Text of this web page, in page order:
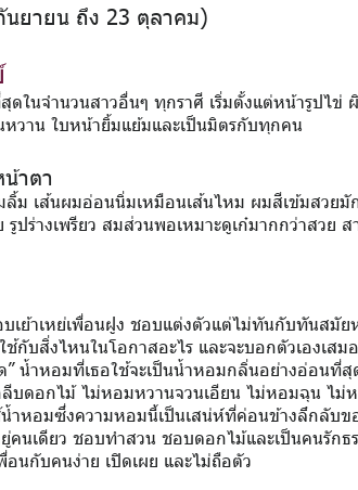
ยายน ถึง 23 ตุลาคม)
ในจำนวนสาวอื่นๆ ทุกราศี เริ่มตั้งแต่หน้ารูปไข่
วาน ใบหน้ายิ้มแย้มและเป็นมิตรกับทุกคน
าตา
ลิ้ม เส้นผมอ่อนนิ่มเหมือนเส้นไหม ผมสีเข้มสวยมั
ปร่างเพรียว สมส่วนพอเหมาะดูเก๋มากกว่าสวย
เย้าเหย่เพื่อนฝูง ชอบแต่งตัวแต่ไม่ทันกับทันสมัย
ใช้กับสิ่งไหนในโอกาสอะไร และจะบอกตัวเองเส
น้ำหอมที่เธอใช้จะเป็นน้ำหอมกลิ่นอย่างอ่อนที่
บดอกไม้ ไม่หอมหวานจวนเอียน ไม่หอมฉุน ไม่
น้ำหอมซึ่งความหอมนี้เป็นเสน่ห์ที่ค่อนข้างลึกลับ
คนเดียว ชอบทำสวน ชอบดอกไม้และเป็นคนรักธ
อนกับคนง่าย เปิดเผย และไม่ถือตัว